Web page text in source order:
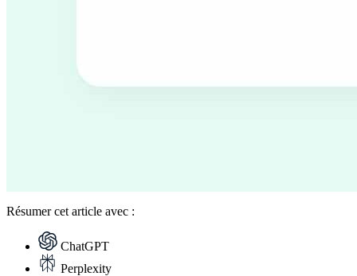
Résumercet article avec :
ChatGPT
Perplexity